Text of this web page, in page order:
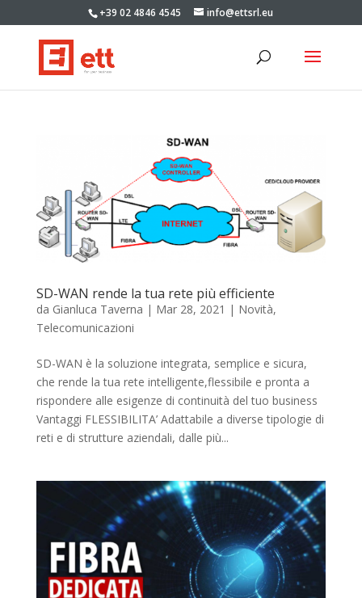
+39 02 4846 4545 info@ettsrl.eu
SD-WAN rende la tua rete più efficiente
da Gianluca Taverna | Mar 28, 2021 | Novità,
Telecomunicazioni
SD-WAN è la soluzione integrata, semplice e sicura,
che rende la tua rete intelligente,flessibile e pronta a
rispondere alle esigenze di continuità del tuo business
Vantaggi FLESSIBILITA’ Adattabile a diverse tipologie di
reti e di strutture aziendali, dalle più...